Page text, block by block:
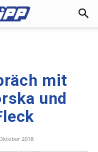
mit
und
2018